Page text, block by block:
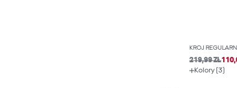
KRÓJ
219,99 ZŁ
Kolory (3)